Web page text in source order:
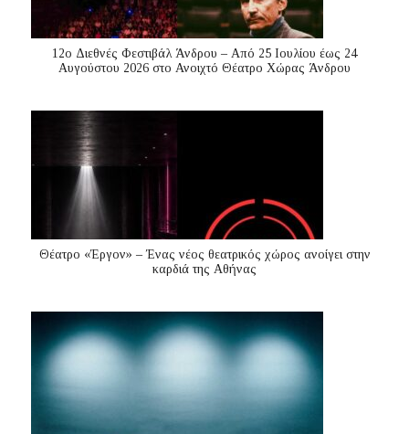
12ο Διεθνές Φεστιβάλ Άνδρου – Από 25 Ιουλίου έως 24
Αυγούστου 2026 στο Ανοιχτό Θέατρο Χώρας Άνδρου
Θέατρο «Έργον» – Ένας νέος θεατρικός χώρος ανοίγει στην
καρδιά της Αθήνας